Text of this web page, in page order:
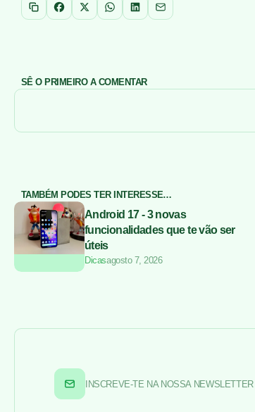
Copiar link
Facebook
X WhatsApp
LinkedInEmail
SÊ O PRIMEIRO A COMENTAR
TAMBÉM PODES TER INTERESSE…
Android 17 - 3 novas
funcionalidades que te vão ser
úteis
Dicasagosto 7, 2026
INSCREVE-TE NA NOSSA NEWSLETTER